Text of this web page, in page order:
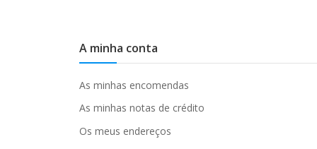
A minha conta
As minhas encomendas
As minhas notas de crédito
Os meus endereços